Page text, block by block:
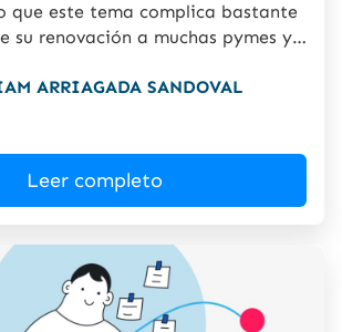
que este tema complica bastante
su renovación a muchas pymes y
ARRIAGADA SANDOVAL
Leer completo